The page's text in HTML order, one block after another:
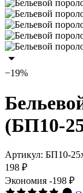
−19%
(БП10-
Артикул: БП10-
198 ₽
Экономия -198 ₽